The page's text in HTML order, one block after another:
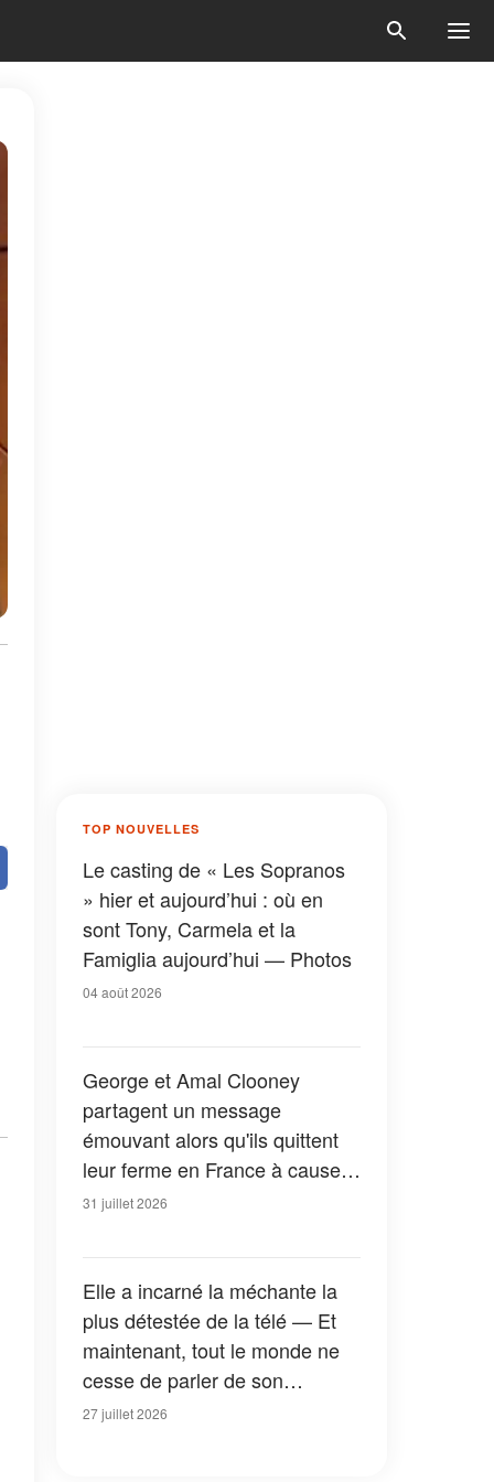
TOP NOUVELLES
Le casting de « Les Sopranos
» hier et aujourd’hui : où en
sont Tony, Carmela et la
Famiglia aujourd’hui — Photos
04 août 2026
George et Amal Clooney
partagent un message
émouvant alors qu'ils quittent
leur ferme en France à cause
des feux de forêt — Tous les
31 juillet 2026
Elle a incarné la méchante la
plus détestée de la télé — Et
maintenant, tout le monde ne
cesse de parler de son
apparition dans la nouvelle
27 juillet 2026